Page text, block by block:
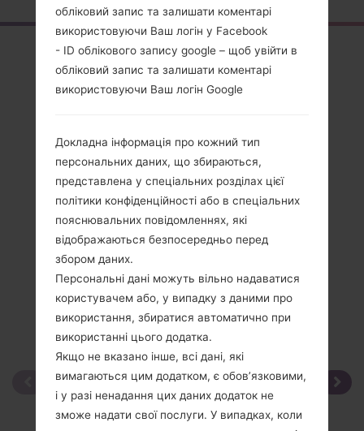
Огляд
LGH735P(LGH735P)
Порівняти
обліковий запис та залишати коментарі
використовуючи Ваш логін у Facebook
- ID облікового запису google – щоб увійти в
обліковий запис та залишати коментарі
використовуючи Ваш логін Google
Докладна інформація про кожний тип
персональних даних, що збираються,
представлена у спеціальних розділах цієї
політики конфіденційності або в спеціальних
пояснювальних повідомленнях, які
відображаються безпосередньо перед
збором даних.
Персональні дані можуть вільно надаватися
користувачем або, у випадку з даними про
використання, збиратися автоматично при
використанні цього додатка.
Якщо не вказано інше, всі дані, які
вимагаються цим додатком, є обов’язковими,
і у разі ненадання цих даних додаток не
зможе надати свої послуги. У випадках, коли